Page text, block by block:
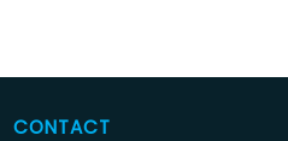
CONTACT